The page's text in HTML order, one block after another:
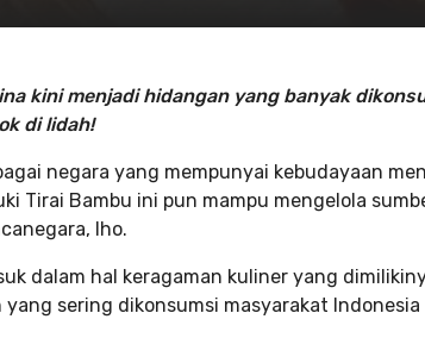
kini menjadi hidangan yang banyak
di lidah!
negara yang mempunyai kebudayaan
Tirai Bambu ini pun mampu mengelola
lho.
dalam hal keragaman kuliner yang
sering dikonsumsi masyarakat